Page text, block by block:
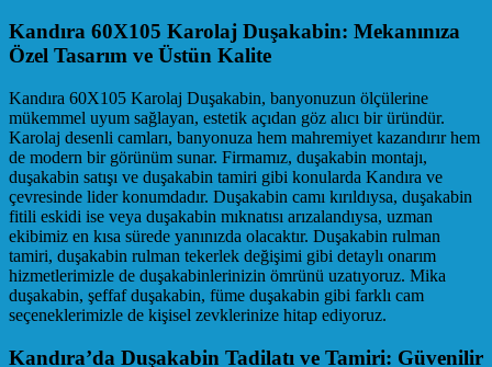
Kandıra 60X105 Karolaj Duşakabin: Mekanınıza
Özel Tasarım ve Üstün Kalite
Kandıra 60X105 Karolaj Duşakabin, banyonuzun ölçülerine
mükemmel uyum sağlayan, estetik açıdan göz alıcı bir üründür.
Karolaj desenli camları, banyonuza hem mahremiyet kazandırır hem
de modern bir görünüm sunar. Firmamız, duşakabin montajı,
duşakabin satışı ve duşakabin tamiri gibi konularda Kandıra ve
çevresinde lider konumdadır. Duşakabin camı kırıldıysa, duşakabin
fitili eskidi ise veya duşakabin mıknatısı arızalandıysa, uzman
ekibimiz en kısa sürede yanınızda olacaktır. Duşakabin rulman
tamiri, duşakabin rulman tekerlek değişimi gibi detaylı onarım
hizmetlerimizle de duşakabinlerinizin ömrünü uzatıyoruz. Mika
duşakabin, şeffaf duşakabin, füme duşakabin gibi farklı cam
seçeneklerimizle de kişisel zevklerinize hitap ediyoruz.
Kandıra’da Duşakabin Tadilatı ve Tamiri: Güvenilir